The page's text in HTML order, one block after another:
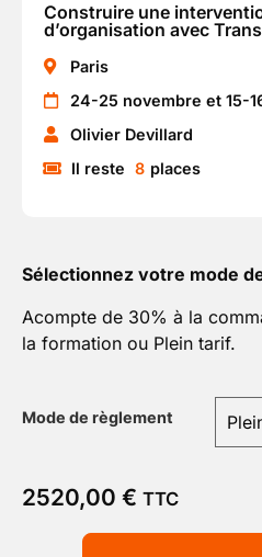
Construire une
d’organisation avec
Paris
24-25 novembre et 15-
Olivier Devillard
Il reste 8 places
Sélectionnez votre mode
Acompte de 30% à la
la formation ou Plein tarif.
Mode de règlement
2520,00 € TTC